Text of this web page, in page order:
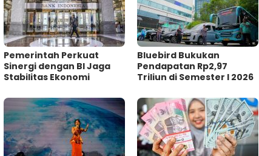
Pemerintah Perkuat
Sinergi dengan BI Jaga
Stabilitas Ekonomi
Bluebird Bukukan
Pendapatan Rp2,97
Triliun di Semester I 2026